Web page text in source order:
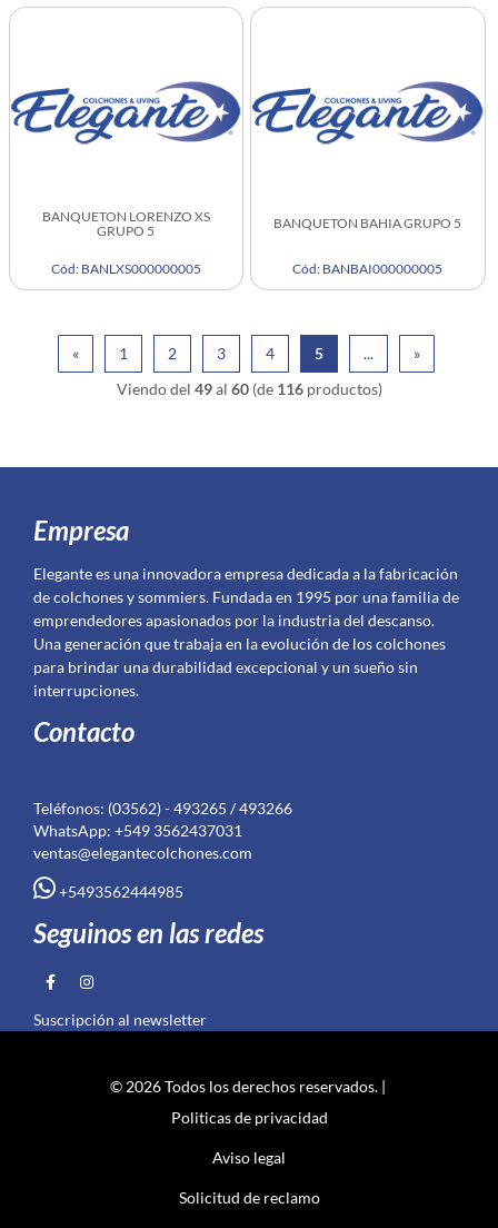
BANQUETON LORENZO XS
GRUPO 5
Cód: BANLXS000000005
BANQUETON BAHIA GRUPO 5
Cód: BANBAI000000005
« 1 2 3 4 5 ...
»
Viendo del 49al 60(de 116productos)
Empresa
Elegante es una innovadora empresa dedicada a la fabricación
de colchones y sommiers. Fundada en 1995 por una familia de
emprendedores apasionados por la industria del descanso.
Una generación que trabaja en la evolución de los colchones
para brindar una durabilidad excepcional y un sueño sin
interrupciones.
Contacto
Teléfonos: (03562) - 493265 / 493266
WhatsApp: +549 3562437031
ventas@elegantecolchones.com
+5493562444985
Seguinos en las redes
Suscripción al newsletter
© 2026 Todos los derechos reservados. |
Politicas de privacidad
Aviso legal
Solicitud de reclamo